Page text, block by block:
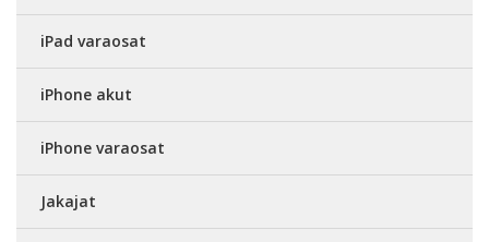
iPad varaosat
iPhone akut
iPhone varaosat
Jakajat